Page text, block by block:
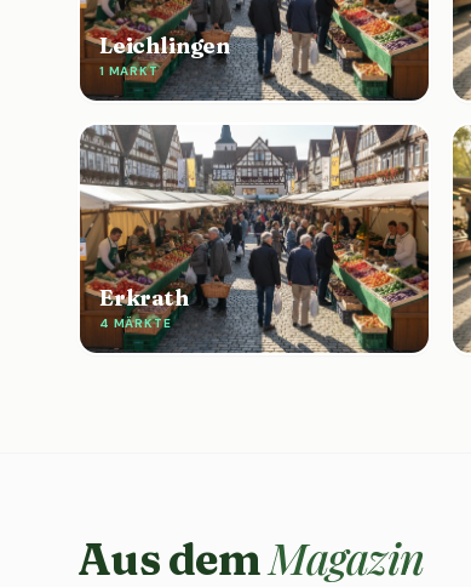
Leichlingen
1 MARKT
Erkrath
4 MÄRKTE
Aus demMagazin